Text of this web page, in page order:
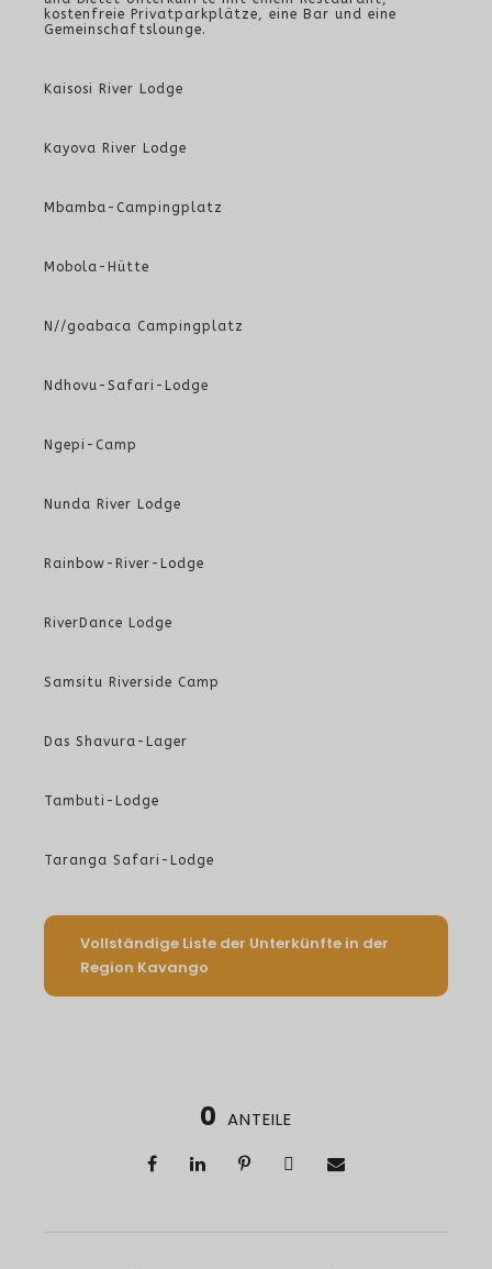
kostenfreie Privatparkplätze, eine Bar und eine
Gemeinschaftslounge.
Kaisosi River Lodge
Kayova River Lodge
Mbamba-Campingplatz
Mobola-Hütte
N//goabaca Campingplatz
Ndhovu-Safari-Lodge
Ngepi-Camp
Nunda River Lodge
Rainbow-River-Lodge
RiverDance Lodge
Samsitu Riverside Camp
Das Shavura-Lager
Tambuti-Lodge
Taranga Safari-Lodge
Vollständige Liste der Unterkünfte in der
Region Kavango
0 ANTEILE